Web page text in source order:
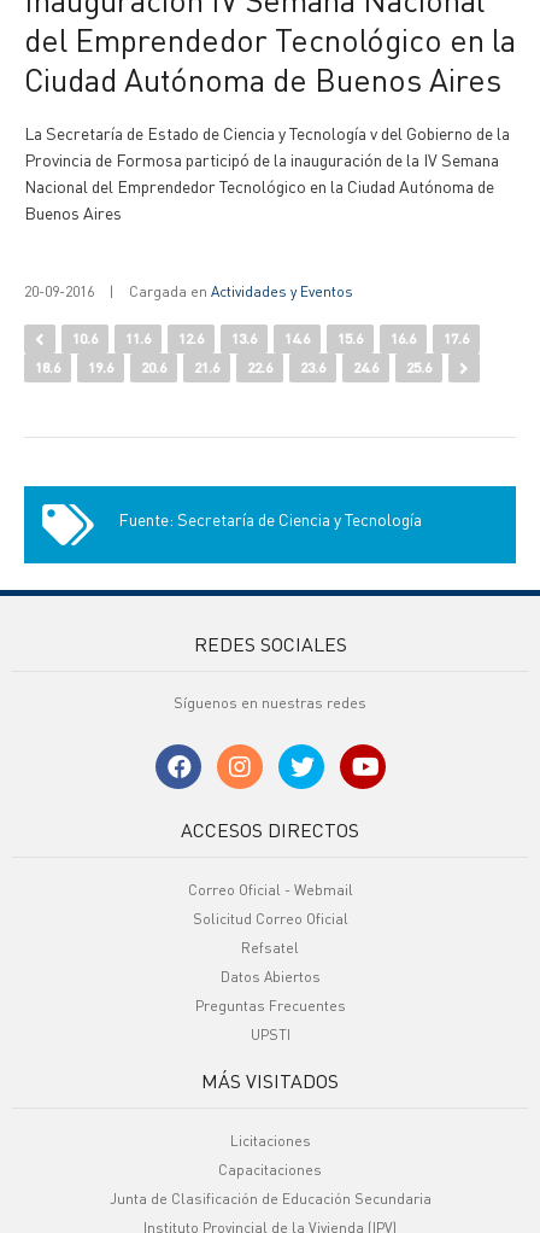
del Emprendedor Tecnológico en la
Ciudad Autónoma de Buenos Aires
La Secretaría de Estado de Ciencia y Tecnología v del Gobierno de la
Provincia de Formosa participó de la inauguración de la IV Semana
Nacional del Emprendedor Tecnológico en la Ciudad Autónoma de
Buenos Aires
20-09-2016 | Cargada en Actividades y Eventos
10.6 11.6 12.6 13.6 14.6 15.6 16.6
17.6
18.6
19.6 20.6 21.6 22.6 23.6 24.6 25.6
Fuente: Secretaría de Ciencia y Tecnología
REDES SOCIALES
Síguenos en nuestras redes
ACCESOS DIRECTOS
Correo Oficial - Webmail
Solicitud Correo Oficial
Refsatel
Datos Abiertos
Preguntas Frecuentes
UPSTI
MÁS VISITADOS
Licitaciones
Capacitaciones
Junta de Clasificación de Educación Secundaria
Instituto Provincial de la Vivienda (IPV)